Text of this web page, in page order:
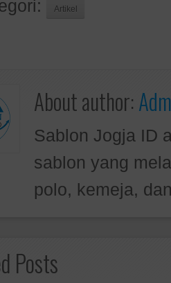
Artikel
About author:
Sablon Jogja ID
sablon yang
polo, kemeja,
Posts